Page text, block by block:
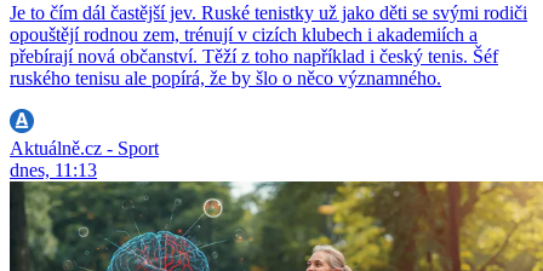
Je to čím dál častější jev. Ruské tenistky už jako děti se svými rodiči
opouštějí rodnou zem, trénují v cizích klubech i akademiích a
přebírají nová občanství. Těží z toho například i český tenis. Šéf
ruského tenisu ale popírá, že by šlo o něco významného.
Aktuálně.cz - Sport
dnes, 11:13